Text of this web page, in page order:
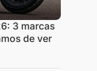
3 marcas
de ver